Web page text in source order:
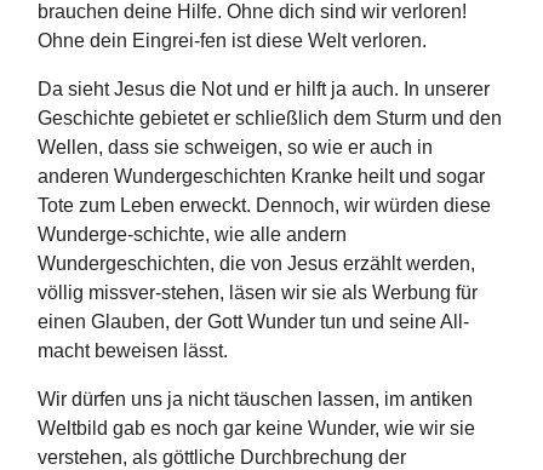
brauchen deine Hilfe. Ohne dich sind wir verloren!
Ohne dein Eingrei-fen ist diese Welt verloren.
Da sieht Jesus die Not und er hilft ja auch. In unserer
Geschichte gebietet er schließlich dem Sturm und den
Wellen, dass sie schweigen, so wie er auch in
anderen Wundergeschichten Kranke heilt und sogar
Tote zum Leben erweckt. Dennoch, wir würden diese
Wunderge-schichte, wie alle andern
Wundergeschichten, die von Jesus erzählt werden,
völlig missver-stehen, läsen wir sie als Werbung für
einen Glauben, der Gott Wunder tun und seine All-
macht beweisen lässt.
Wir dürfen uns ja nicht täuschen lassen, im antiken
Weltbild gab es noch gar keine Wunder, wie wir sie
verstehen, als göttliche Durchbrechung der